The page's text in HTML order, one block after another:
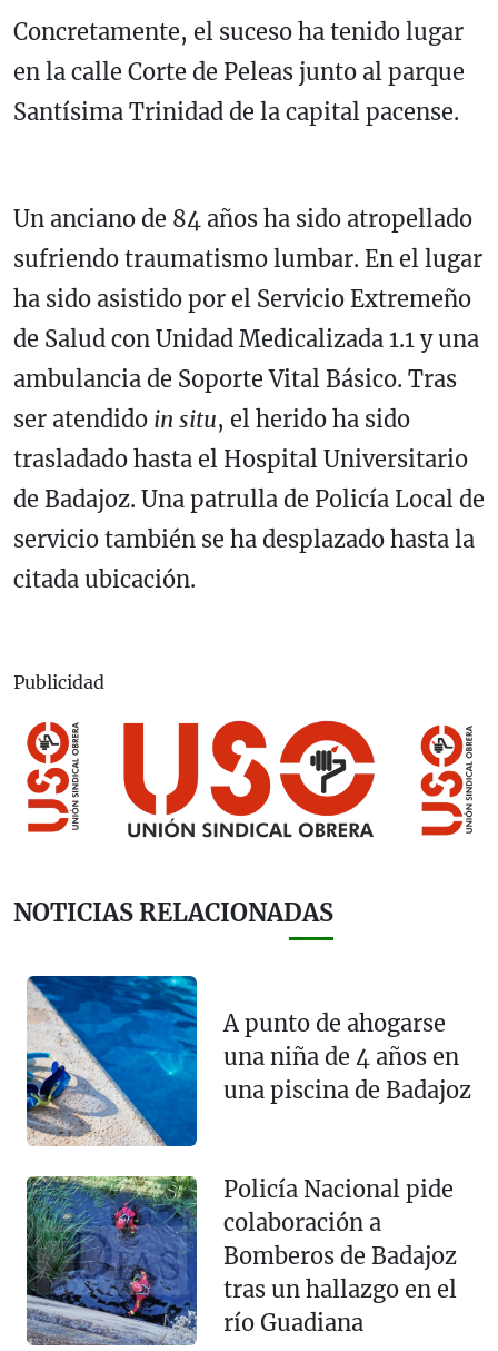
Concretamente, el suceso ha tenido lugar
en la calle Corte de Peleas junto al parque
Santísima Trinidad de la capital pacense.
Un anciano de 84 años ha sido atropellado
sufriendo traumatismo lumbar. En el lugar
ha sido asistido por el Servicio Extremeño
de Salud con Unidad Medicalizada 1.1 y una
ambulancia de Soporte Vital Básico. Tras
ser atendido in situ, el herido ha sido
trasladado hasta el Hospital Universitario
de Badajoz. Una patrulla de Policía Local de
servicio también se ha desplazado hasta la
citada ubicación.
Publicidad
NOTICIAS RELACIONADAS
A punto de ahogarse
una niña de 4 años en
una piscina de Badajoz
Policía Nacional pide
colaboración a
Bomberos de Badajoz
tras un hallazgo en el
río Guadiana